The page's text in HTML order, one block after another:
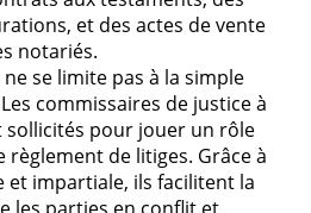
et des actes de vente
notariés.
se limite pas à la simple
commissaires de justice à
sollicités pour jouer un rôle
règlement de litiges. Grâce à
et impartiale, ils facilitent la